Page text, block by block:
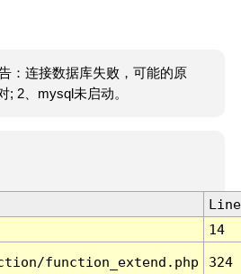
：连接数据库失败，可能的原
; 2、mysql未启动。
Line
14
function_extend.php 324